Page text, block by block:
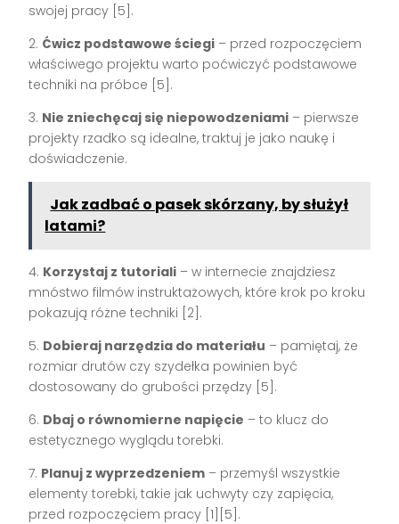
swojej pracy [5].
2. Ćwicz podstawowe ściegi – przed rozpoczęciem
właściwego projektu warto poćwiczyć podstawowe
techniki na próbce [5].
3. Nie zniechęcaj się niepowodzeniami – pierwsze
projekty rzadko są idealne, traktuj je jako naukę i
doświadczenie.
Jak zadbać o pasek skórzany, by służył
latami?
4. Korzystaj z tutoriali – w internecie znajdziesz
mnóstwo filmów instruktażowych, które krok po kroku
pokazują różne techniki [2].
5. Dobieraj narzędzia do materiału – pamiętaj, że
rozmiar drutów czy szydełka powinien być
dostosowany do grubości przędzy [5].
6. Dbaj o równomierne napięcie – to klucz do
estetycznego wyglądu torebki.
7. Planuj z wyprzedzeniem – przemyśl wszystkie
elementy torebki, takie jak uchwyty czy zapięcia,
przed rozpoczęciem pracy [1][5].